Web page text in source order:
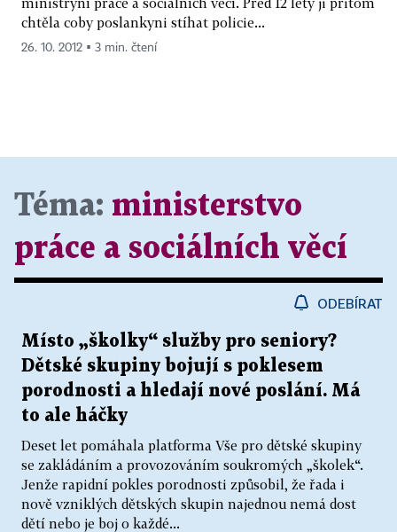
chtěla coby poslankyni stíhat policie...
26. 10. 2012 ▪ 3 min. čtení
Téma: ministerstvo
práce a sociálních věcí
ODEBÍRAT
Místo „školky“ služby pro seniory?
Dětské skupiny bojují s poklesem
porodnosti a hledají nové poslání. Má
to ale háčky
Deset let pomáhala platforma Vše pro dětské skupiny
se zakládáním a provozováním soukromých „školek“.
Jenže rapidní pokles porodnosti způsobil, že řada i
nově vzniklých dětských skupin najednou nemá dost
dětí nebo je boj o každé...